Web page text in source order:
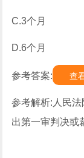
C.3个月
D.6个月
参考答案: 查
参考解析:人民
出第一审判决或